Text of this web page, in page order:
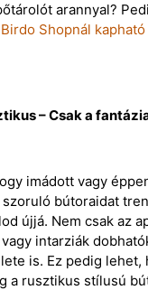
arannyal?
Birdo Shopnál
– Csak a
imádott vagy
bútoraidat
újjá. Nem csak az
intarziák
is. Ez pedig lehet,
a rusztikus stílusú